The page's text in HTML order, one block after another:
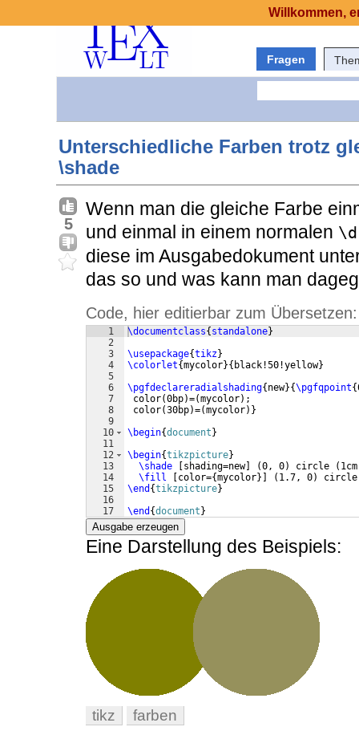
Fragen
Unterschiedliche Farben trotz
\shade
5
Wenn man die gleiche Farbe
und einmal in einem normalen
diese im Ausgabedokument
das so und was kann man
Code, hier editierbar zum Übersetzen:
1
2
3
4
5
6
7
8
9
10
11
12
13
14
15
16
17
\documentclass{ standalone}
\usepackage{tikz}
\colorlet{mycolor}{ black!50!yellow}
\pgfdeclareradialshading{ new}{\pgfqpoint{
color(0bp)=(mycolor) ;
color(30bp)=(mycolor)}
\begin{document }
\begin{tikzpicture}
\shade
shading=new] (0, 0) circle ( 1cm
\fill
color={mycolor}] ( 1.7, 0)
\end {tikzpicture}
\end {document }
Ausgabe erzeugen
Eine Darstellung des Beispiels:
tikz farben
Willkommen,